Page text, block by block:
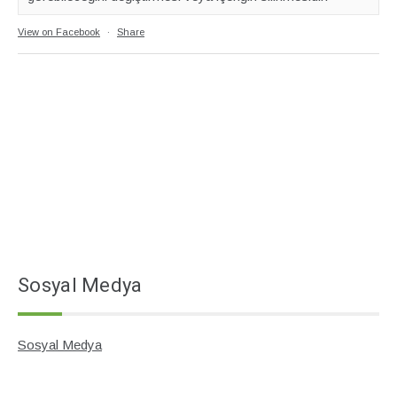
View on Facebook · Share
Sosyal Medya
Sosyal Medya